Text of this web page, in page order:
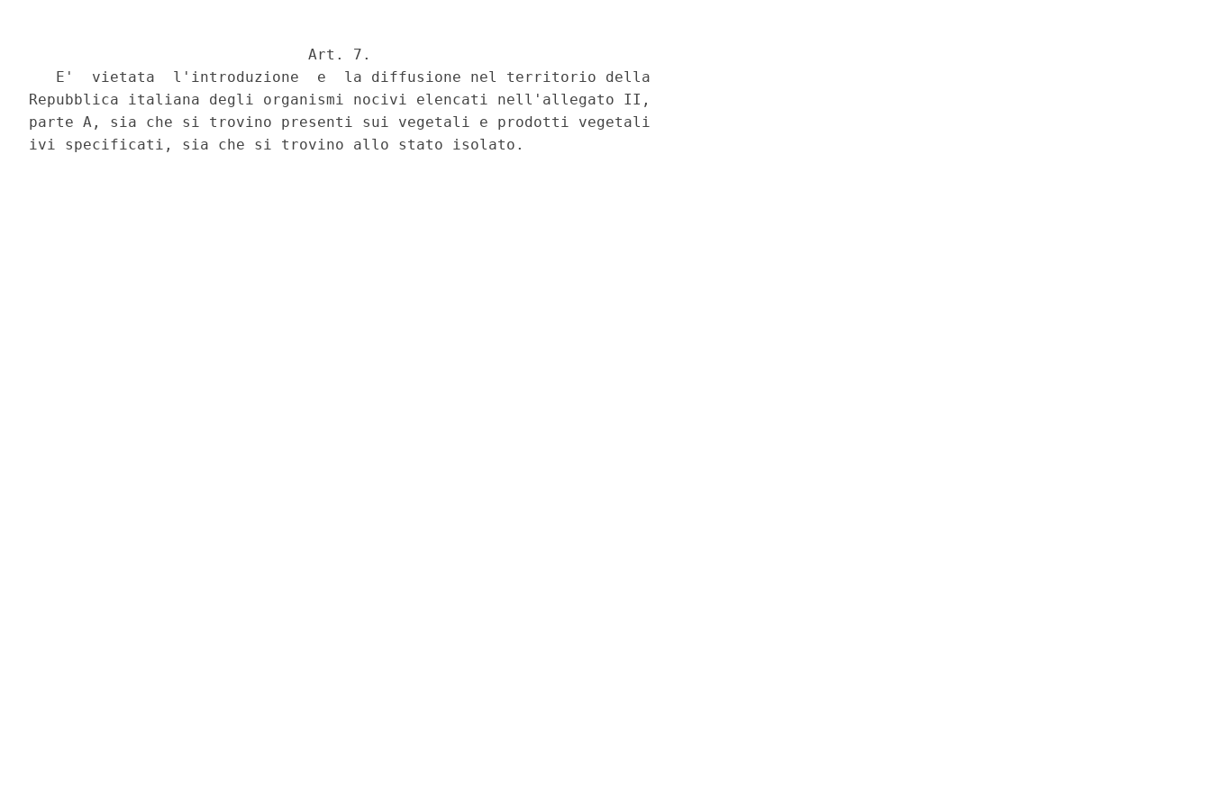
                               Art. 7.
   E'  vietata  l'introduzione  e  la diffusione nel territorio della
Repubblica italiana degli organismi nocivi elencati nell'allegato II,
parte A, sia che si trovino presenti sui vegetali e prodotti vegetali